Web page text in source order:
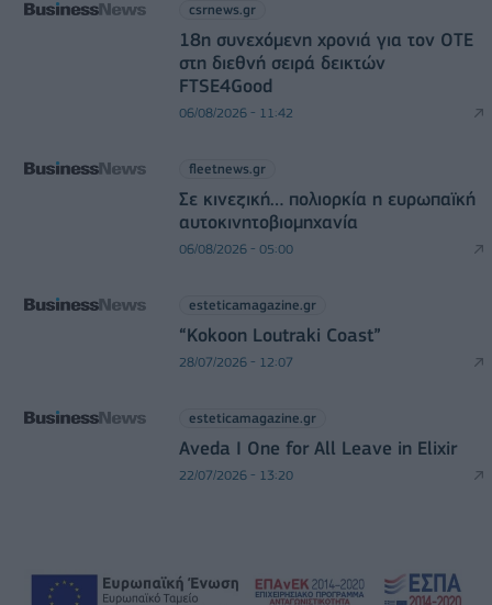
csrnews.gr
18η συνεχόμενη χρονιά για τον ΟΤΕ
στη διεθνή σειρά δεικτών
FTSE4Good
06/08/2026 - 11:42
fleetnews.gr
Σε κινεζική… πολιορκία η ευρωπαϊκή
αυτοκινητοβιομηχανία
06/08/2026 - 05:00
esteticamagazine.gr
“Kokoon Loutraki Coast”
28/07/2026 - 12:07
esteticamagazine.gr
Aveda I One for All Leave in Elixir
22/07/2026 - 13:20